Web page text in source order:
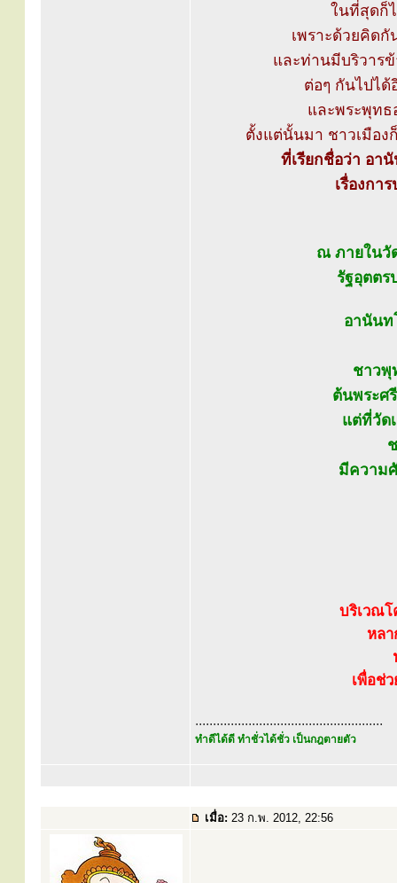
ในที่สุดก็
เพราะด้วยคิด
และท่านมีบริวาร
ต่อๆ กันไปได้
และพระพุทธ
ตั้งแต่นั้นมา ชาวเมือง
ที่เรียกชื่อว่า อา
เรื่องกา
ณ ภายในวั
รัฐอุตตร
อานันท
ชาวพุ
ต้นพระศ
แต่ที่วัด
มีความ
บริเวณ
หลา
เพื่อช่
.....................................................
ทำดีได้ดี ทำชั่วได้ชั่ว เป็นกฎตายตัว
เมื่อ: 23 ก.พ. 2012, 22:56